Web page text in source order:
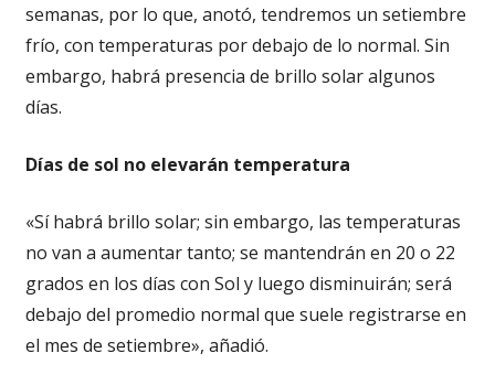
semanas, por lo que, anotó, tendremos un setiembre
frío, con temperaturas por debajo de lo normal. Sin
embargo, habrá presencia de brillo solar algunos
días.
Días de sol no elevarán temperatura
«Sí habrá brillo solar; sin embargo, las temperaturas
no van a aumentar tanto; se mantendrán en 20 o 22
grados en los días con Sol y luego disminuirán; será
debajo del promedio normal que suele registrarse en
el mes de setiembre», añadió.